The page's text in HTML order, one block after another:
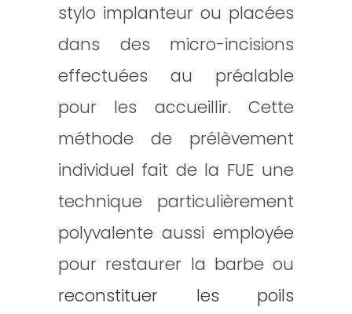
stylo implanteur ou placées
dans des micro-incisions
effectuées au préalable
pour les accueillir. Cette
méthode de prélèvement
individuel fait de la FUE une
technique particulièrement
polyvalente aussi employée
pour restaurer la barbe ou
reconstituer les poils